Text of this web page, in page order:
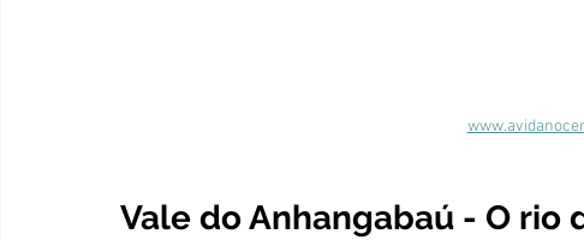
Vale do Anhangabaú - O rio